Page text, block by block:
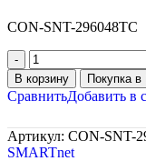
CON-SNT-296048TC
В корзину Покупка в
СравнитьДобавить в
Артикул: CON-SNT-
SMARTnet